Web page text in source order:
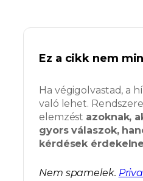
Ez a cikk nem
Ha végigolvastad, a
való lehet.
elemzést azoknak,
gyors válaszok,
kérdések
Nem spamelek.